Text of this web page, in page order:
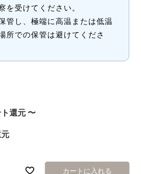
を受けてください。
管し、極端に高温または低温
所での保管は避けてくださ
還元〜
カートに入れる